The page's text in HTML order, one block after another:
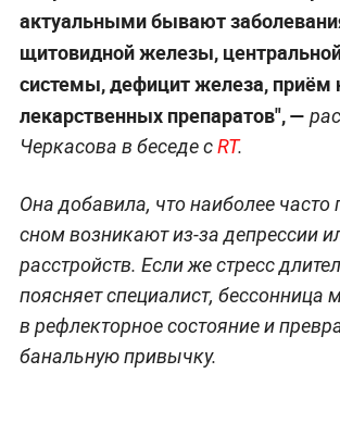
актуальными бывают
щитовидной железы,
системы, дефицит железа, приём
лекарственных препаратов", —
Черкасова в беседе сRT.
Она добавила, что наиболее
сном возникают из-за депрессии
расстройств. Если же стресс
поясняет специалист, бессонница
в рефлекторное состояние и
банальную привычку.